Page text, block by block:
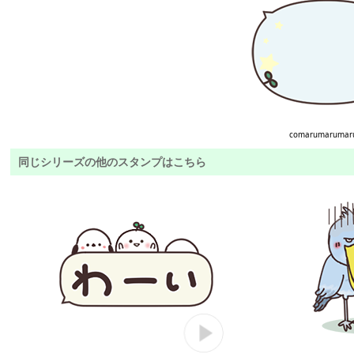
同じシリーズの他のスタンプはこちら